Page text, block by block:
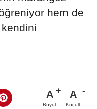
hem de
A
Büyüt
A
Küçült